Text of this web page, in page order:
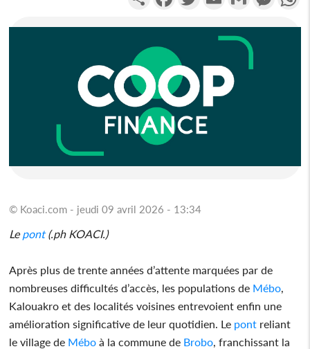
© Koaci.com - jeudi 09 avril 2026 - 13:34
Lepont(.ph KOACI.)
Après plus de trente années d’attente marquées par de
nombreuses difficultés d’accès, les populations de Mébo
Kalouakro et des localités voisines entrevoient enfin une
amélioration significative de leur quotidien. Le pont reliant
le village de Mébo à la commune de Brobo , franchissant la